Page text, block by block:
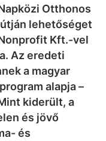
Otthonos
lehetőséget
Kft.-vel
Az eredeti
a magyar
alapja –
kiderült, a
és jövő
és